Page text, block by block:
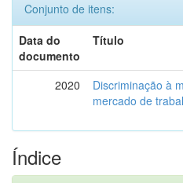
Conjunto de itens:
Data do
documento
Título
2020
Discriminação à
mercado de
Índice